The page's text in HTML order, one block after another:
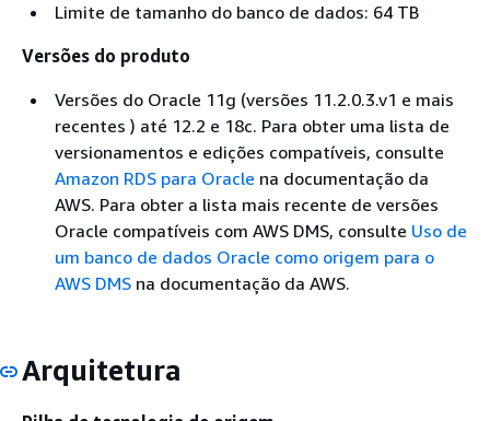
Limite de tamanho do banco de dados: 64 TB
Versões do produto
Versões do Oracle 11g (versões 11.2.0.3.v1 e mais
recentes ) até 12.2 e 18c. Para obter uma lista de
versionamentos e edições compatíveis, consulte
Amazon RDS para Oracle na documentação da
AWS. Para obter a lista mais recente de versões
Oracle compatíveis com AWS DMS, consulte Uso de
um banco de dados Oracle como origem para o
AWS DMS na documentação da AWS.
Arquitetura